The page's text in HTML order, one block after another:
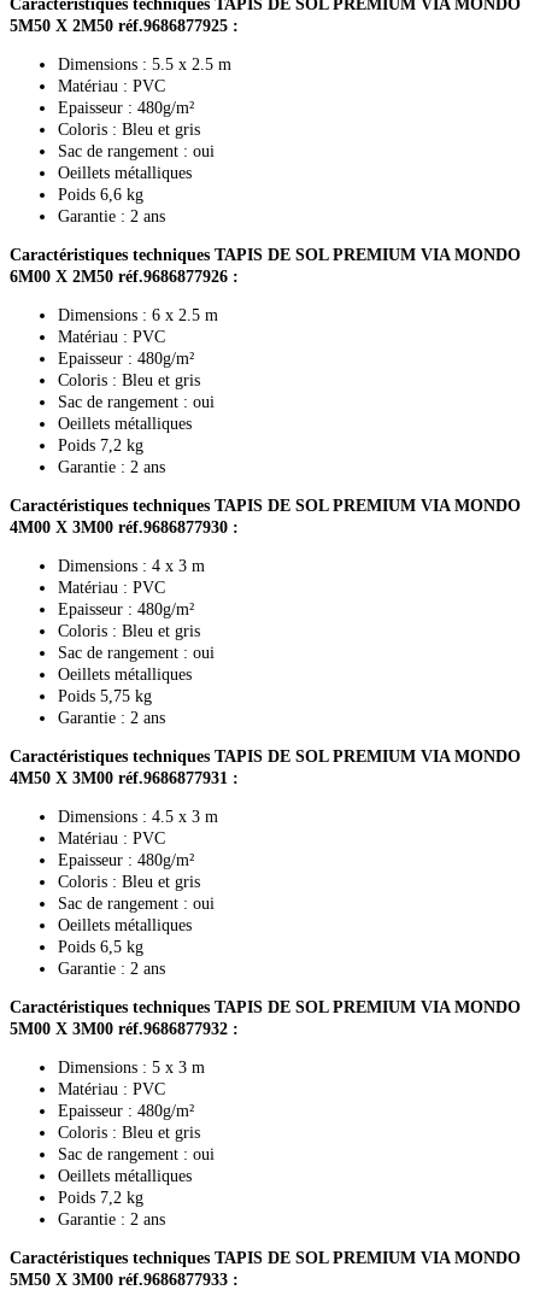
Caractéristiques techniques TAPIS DE SOL PREMIUM VIA MONDO
5M50 X 2M50 réf.9686877925 :
Dimensions : 5.5 x 2.5 m
Matériau : PVC
Epaisseur : 480g/m²
Coloris : Bleu et gris
Sac de rangement : oui
Oeillets métalliques
Poids 6,6 kg
Garantie : 2 ans
Caractéristiques techniques TAPIS DE SOL PREMIUM VIA MONDO
6M00 X 2M50 réf.9686877926 :
Dimensions : 6 x 2.5 m
Matériau : PVC
Epaisseur : 480g/m²
Coloris : Bleu et gris
Sac de rangement : oui
Oeillets métalliques
Poids 7,2 kg
Garantie : 2 ans
Caractéristiques techniques TAPIS DE SOL PREMIUM VIA MONDO
4M00 X 3M00 réf.9686877930 :
Dimensions : 4 x 3 m
Matériau : PVC
Epaisseur : 480g/m²
Coloris : Bleu et gris
Sac de rangement : oui
Oeillets métalliques
Poids 5,75 kg
Garantie : 2 ans
Caractéristiques techniques TAPIS DE SOL PREMIUM VIA MONDO
4M50 X 3M00 réf.9686877931 :
Dimensions : 4.5 x 3 m
Matériau : PVC
Epaisseur : 480g/m²
Coloris : Bleu et gris
Sac de rangement : oui
Oeillets métalliques
Poids 6,5 kg
Garantie : 2 ans
Caractéristiques techniques TAPIS DE SOL PREMIUM VIA MONDO
5M00 X 3M00 réf.9686877932 :
Dimensions : 5 x 3 m
Matériau : PVC
Epaisseur : 480g/m²
Coloris : Bleu et gris
Sac de rangement : oui
Oeillets métalliques
Poids 7,2 kg
Garantie : 2 ans
Caractéristiques techniques TAPIS DE SOL PREMIUM VIA MONDO
5M50 X 3M00 réf.9686877933 :